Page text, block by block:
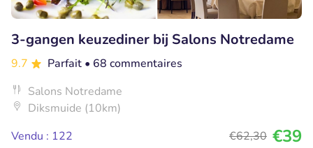
3-gangen keuzediner bij Salons Notredame
9.7 Parfait • 68 commentaires
Salons Notredame
Diksmuide (10km)
Vendu : 122
€62,30 €39